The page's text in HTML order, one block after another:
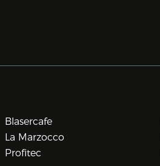
Blasercafe
La Marzocco
Profitec